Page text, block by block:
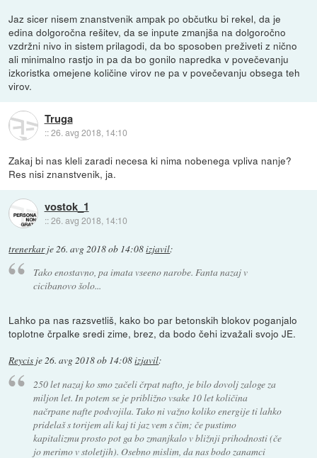
Jaz sicer nisem znanstvenik ampak po občutku bi rekel, da je
edina dolgoročna rešitev, da se inpute zmanjša na dolgoročno
vzdržni nivo in sistem prilagodi, da bo sposoben preživeti z nično
ali minimalno rastjo in pa da bo gonilo napredka v povečevanju
izkoristka omejene količine virov ne pa v povečevanju obsega teh
virov.
Truga
::26. avg 2018, 14:10
Zakaj bi nas kleli zaradi necesa ki nima nobenega vpliva nanje?
Res nisi znanstvenik, ja.
vostok_1
::26. avg 2018, 14:10
trenerkarje 26. avg 2018 ob 14:08izjavil:
Tako enostavno, pa imata vseeno narobe. Fanta nazaj v
cicibanovo šolo...
Lahko pa nas razsvetliš, kako bo par betonskih blokov poganjalo
toplotne črpalke sredi zime, brez, da bodo čehi izvažali svojo JE.
Reycis je26. avg 2018 ob 14:08izjavil:
250 let nazaj ko smo začeli črpat nafto, je bilo dovolj zaloge za
miljon let. In potem se je približno vsake 10 let količina
načrpane nafte podvojila. Tako ni važno koliko energije ti lahko
pridelaš s torijem ali kaj ti jaz vem s čim; če pustimo
kapitalizmu prosto pot ga bo zmanjkalo v bližnji prihodnosti (če
jo merimo v stoletjih). Osebno mislim, da nas bodo zanamci